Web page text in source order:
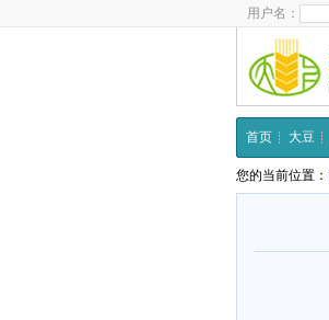
用户名：
首页 大豆
您的当前位置：